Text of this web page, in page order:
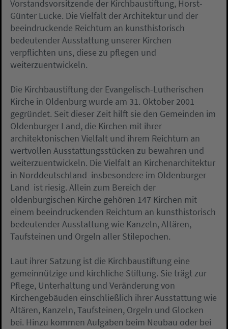
Vorstandsvorsitzende der Kirchbaustiftung, Horst-
Günter Lucke. Die Vielfalt der Architektur und der
beeindruckende Reichtum an kunsthistorisch
bedeutender Ausstattung unserer Kirchen
verpflichten uns, diese zu pflegen und
weiterzuentwickeln.
Die Kirchbaustiftung der Evangelisch-Lutherischen
Kirche in Oldenburg wurde am 31. Oktober 2001
gegründet. Seit dieser Zeit hilft sie den Gemeinden im
Oldenburger Land, die Kirchen mit ihrer
architektonischen Vielfalt und ihrem Reichtum an
wertvollen Ausstattungsstücken zu bewahren und
weiterzuentwickeln. Die Vielfalt an Kirchenarchitektur
in Norddeutschland  insbesondere im Oldenburger
Land  ist riesig. Allein zum Bereich der
oldenburgischen Kirche gehören 147 Kirchen mit
einem beeindruckenden Reichtum an kunsthistorisch
bedeutender Ausstattung wie Kanzeln, Altären,
Taufsteinen und Orgeln aller Stilepochen.
Laut ihrer Satzung ist die Kirchbaustiftung eine
gemeinnützige und kirchliche Stiftung. Sie trägt zur
Pflege, Unterhaltung und Veränderung von
Kirchengebäuden einschließlich ihrer Ausstattung wie
Altären, Kanzeln, Taufsteinen, Orgeln und Glocken
bei. Hinzu kommen Aufgaben beim Neubau oder bei